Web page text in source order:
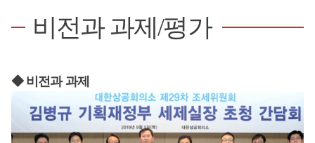
비전과 과제/평가
◆ 비전과 과제